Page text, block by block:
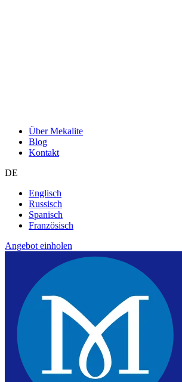
Über Mekalite
Blog
Kontakt
DE
Englisch
Russisch
Spanisch
Französisch
Angebot einholen